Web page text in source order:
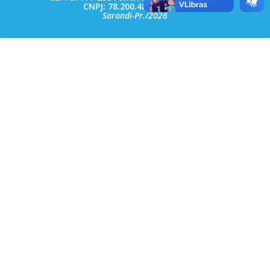
CNPJ: 78.200.482/0001-10
Sarandi-Pr./2026